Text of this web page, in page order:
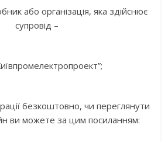
або організація, яка здійснює
супровід –
безкоштовно, чи переглянути
ви можете за цим посиланням: